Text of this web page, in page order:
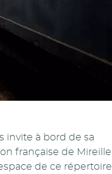
invite à bord de sa
française de Mireille
de ce répertoire